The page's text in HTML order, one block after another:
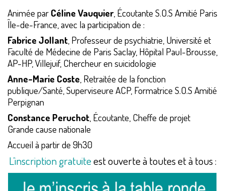
Animée par Céline Vauquier, Écoutante S.O.S Amitié Paris
Île-de-France, avec la participation de :
Fabrice Jollant, Professeur de psychiatrie, Université et
Faculté de Médecine de Paris Saclay, Hôpital Paul-Brousse,
AP-HP, Villejuif, Chercheur en suicidologie
Anne-Marie Coste, Retraitée de la fonction
publique/Santé, Superviseure ACP, Formatrice S.O.S Amitié
Perpignan
Constance Peruchot, Écoutante, Cheffe de projet
Grande cause nationale
Accueil à partir de 9h30
L’inscription gratuiteest ouverte à toutes et à tous :